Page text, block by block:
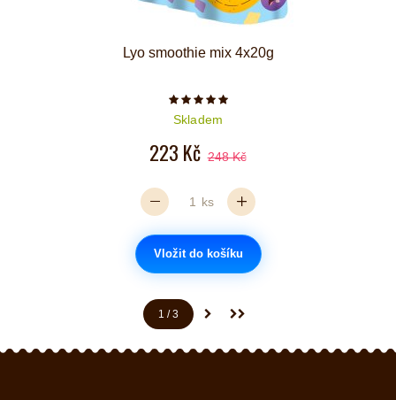
Lyo smoothie mix 4x20g
Počet hvězdiček je 5 z 5
Skladem
223 Kč 248 Kč
ks
Vložit do košíku
1 / 3(aktuální)Další stránka